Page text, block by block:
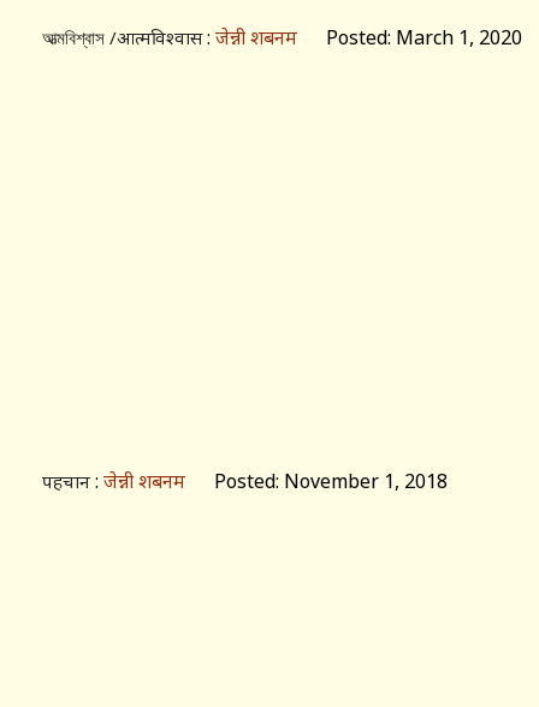
আত্মবিশ্বাস /आत्मविश्वास: जेन्नी शबनम Posted: March 1, 2020
पहचान : जेन्नी शबनम Posted: November 1, 2018